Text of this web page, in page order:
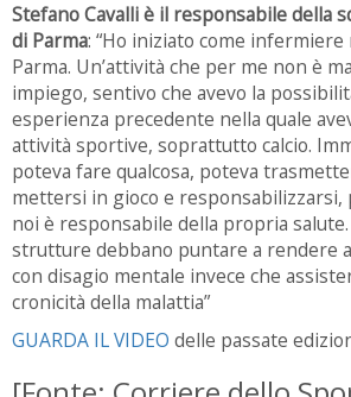
Stefano Cavalli è il responsabile della
di Parma: “Ho iniziato come infermiere
Parma. Un’attività che per me non è
impiego, sentivo che avevo la
esperienza precedente nella quale
attività sportive, soprattutto calcio.
poteva fare qualcosa, poteva
mettersi in gioco e responsabilizzarsi,
noi è responsabile della propria
strutture debbano puntare a rendere
con disagio mentale invece che
cronicità della malattia”
GUARDA IL VIDEO delle passate